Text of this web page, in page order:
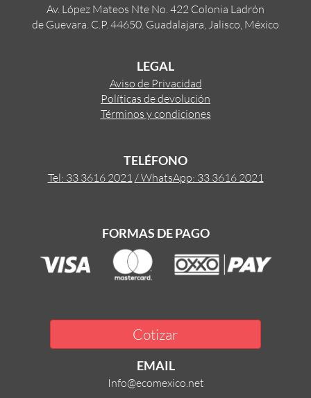
Av. López Mateos Nte No. 422 Colonia Ladrón
de Guevara. C.P. 44650. Guadalajara, Jalisco, México
LEGAL
Aviso de Privacidad
Políticas de devolución
Términos y condiciones
TELÉFONO
Tel: 33 3616 2021 / WhatsApp: 33 3616 2021
FORMAS DE PAGO
Cotizar
EMAIL
Info@ecomexico.net